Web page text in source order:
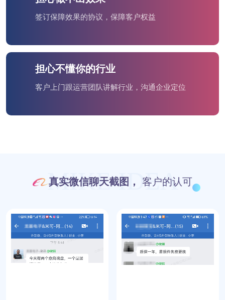
签订保障效果的协议，保障客户权益
担心不懂你的行业
客户上门跟运营团队讲解行业，沟通企业定位
MIKE IDEA
真实微信聊天截图， 客户的认可